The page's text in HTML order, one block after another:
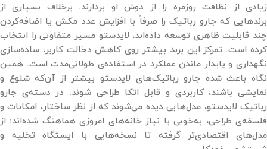
زیادی از نظافت روزمره را از دوش او بردارند. برخلاف بسیاری از
برندهایی که جارو رباتیک را صرفاً با افزایش عدد مکش یا اضافه‌کردن
چند قابلیت ظاهری توسعه داده‌اند، لایدستو مسیر متفاوتی را انتخاب
کرده است. تمرکز این برند بیشتر روی کاهش دخالت کاربر، ساده‌سازی
نگهداری و پایدار ماندن عملکرد در استفاده‌ی طولانی‌مدت است. همین
نگاه باعث شده جارو رباتیک‌های لایدستو بیشتر از آن‌که شلوغ و
نمایشی باشند، کاربردی و قابل اتکا طراحی شوند. در دسته‌ی جارو
رباتیک لایدستو، مدل‌هایی دیده می‌شوند که از نظر ساختار، امکانات و
فلسفه‌ی طراحی، به‌خوبی با نیاز خانه‌های امروزی هماهنگ شده‌اند؛ از
مدل‌های اقتصادی‌تر گرفته تا نسخه‌هایی با ایستگاه تخلیه و